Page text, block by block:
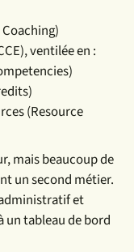
ventilée en :
(Resource
mais beaucoup de
un second métier.
et
un tableau de bord